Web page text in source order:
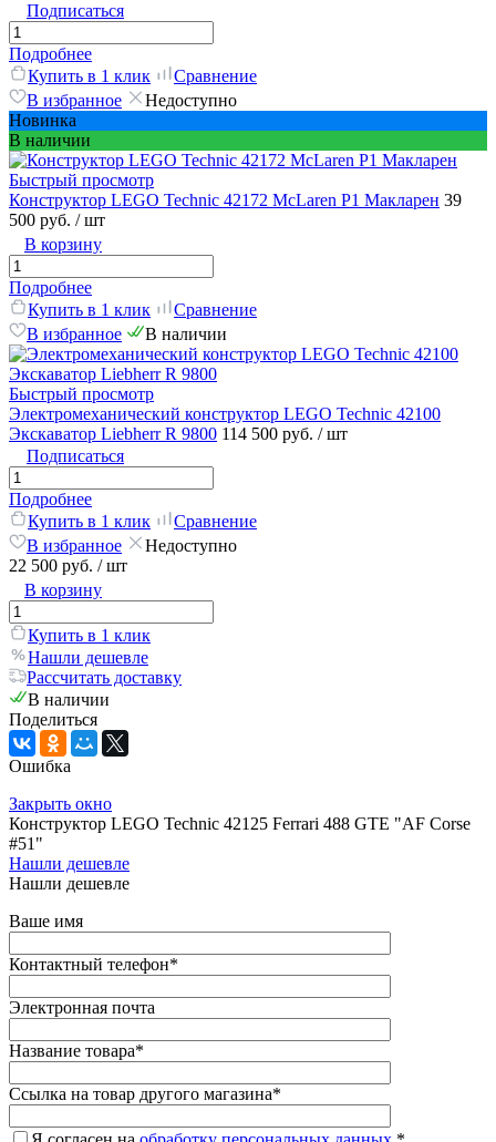
Подписаться
Подробнее
Купить в 1 клик
Сравнение
В избранное
Недоступно
Новинка
В наличии
Быстрый просмотр
Конструктор LEGO Technic 42172 McLaren P1 Макларен 39
500 руб. / шт
В корзину
Подробнее
Купить в 1 клик
Сравнение
В избранное
В наличии
Быстрый просмотр
Электромеханический конструктор LEGO Technic 42100
Экскаватор Liebherr R 9800 114 500 руб. / шт
Подписаться
Подробнее
Купить в 1 клик
Сравнение
В избранное
Недоступно
22 500 руб. / шт
В корзину
Купить в 1 клик
Нашли дешевле
Рассчитать доставку
В наличии
Поделиться
Ошибка
Закрыть окно
Конструктор LEGO Technic 42125 Ferrari 488 GTE "AF Corse
#51"
Нашли дешевле
Нашли дешевле
Ваше имя
Контактный телефон*
Электронная почта
Название товара*
Ссылка на товар другого магазина*